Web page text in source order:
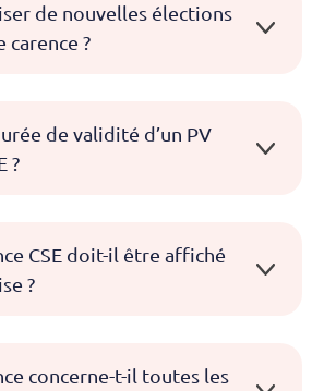
de nouvelles élections
carence ?
de validité d’un PV
?
CSE doit-il être affiché
?
concerne-t-il toutes les